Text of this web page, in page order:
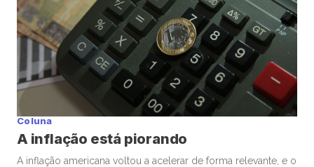
Coluna
A inflação está piorando
A inflação americana voltou a acelerar de forma relevante, e o